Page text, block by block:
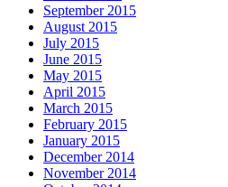
September 2015
August 2015
July 2015
June 2015
May 2015
April 2015
March 2015
February 2015
January 2015
December 2014
November 2014